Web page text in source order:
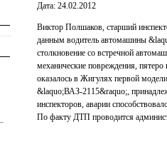
Дата: 24.02.2012
Виктор Полшаков, старший
данным водитель автомашины
столкновение со встречной
механические повреждения,
оказалось в Жигулях первой
&laquo;ВАЗ-2115&raquo;,
инспекторов, аварии
По факту ДТП проводится